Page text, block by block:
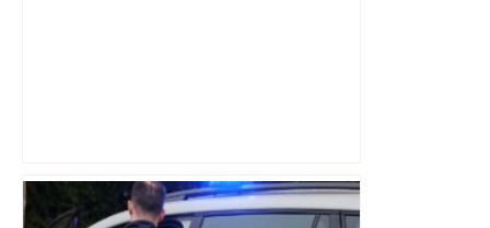
les agriculteurs manifestent malgré les